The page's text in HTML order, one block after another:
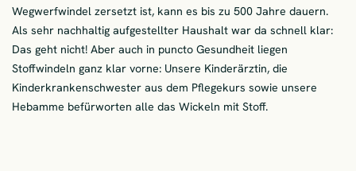
Wegwerfwindel zersetzt ist, kann es bis zu 500 Jahre dauern.
Als sehr nachhaltig aufgestellter Haushalt war da schnell klar:
Das geht nicht! Aber auch in puncto Gesundheit liegen
Stoffwindeln ganz klar vorne: Unsere Kinderärztin, die
Kinderkrankenschwester aus dem Pflegekurs sowie unsere
Hebamme befürworten alle das Wickeln mit Stoff.